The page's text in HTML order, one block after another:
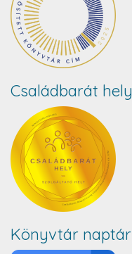
Családbarát hely
Könyvtár naptár